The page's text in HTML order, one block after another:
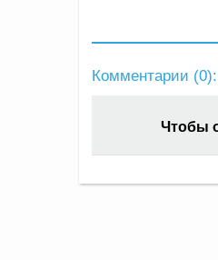
Комментарии (0):
Чтобы